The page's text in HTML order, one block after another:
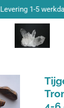
Levering 1-5